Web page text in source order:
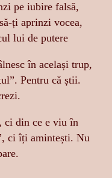
pe iubire falsă,
ți aprinzi vocea,
lui de putere
în același trup,
Pentru că știi.
ci din ce e viu în
ci îți amintești. Nu